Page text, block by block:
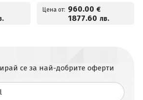
Цена от: 960.00 €
1877.60 лв.
се за най-добрите оферти